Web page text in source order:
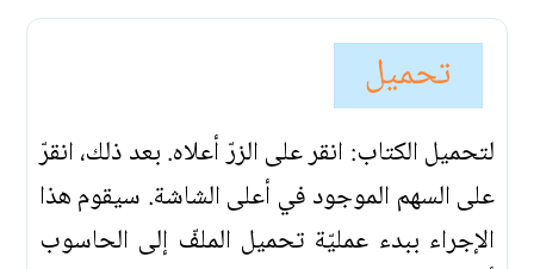
تحميل
لتحميل الكتاب: انقر على الزرّ أعلاه. بعد ذلك، انقرّ
على السهم الموجود في أعلى الشاشة. سيقوم هذا
الإجراء ببدء عمليّة تحميل الملفّ إلى الحاسوب